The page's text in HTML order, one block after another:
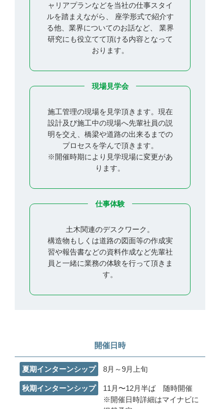
ャリアプランなどを当社の仕事スタイ
ルを踏まえながら、
座学形式で紹介す
る他、業界についてのお話など、
業界
研究にも役立てて頂ける内容となって
おります。
現場見学会
施工管理の現場を見学頂きます。現在
設計及び施工中の現場へ先輩社員の説
明を交え、橋梁や道路の出来るまでの
プロセスを学んで頂きます。
※開催時期により見学現場に変更があ
ります。
仕事体験
土木関連のデスクワーク。
構造物もしくは道路の図面等の作成実
習や報告書などの資料作成など先輩社
員と一緒に業務の体験を行って頂きま
す。
開催日時
夏期インターンシップ 8月～9月上旬
秋期インターンシップ
11月〜12月半ば 随時開催
※開催日時詳細はマイナビに